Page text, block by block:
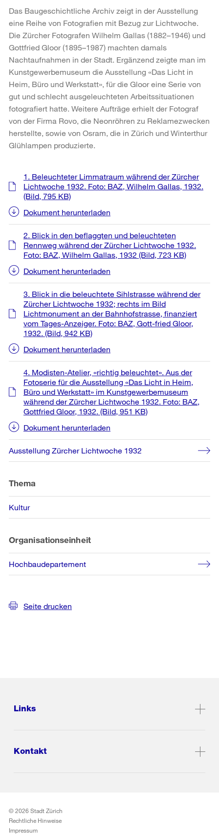
Das Baugeschichtliche Archiv zeigt in der Ausstellung
eine Reihe von Fotografien mit Bezug zur Lichtwoche.
Die Zürcher Fotografen Wilhelm Gallas (1882–1946) und
Gottfried Gloor (1895–1987) machten damals
Nachtaufnahmen in der Stadt. Ergänzend zeigte man im
Kunstgewerbemuseum die Ausstellung «Das Licht in
Heim, Büro und Werkstatt», für die Gloor eine Serie von
gut und schlecht ausgeleuchteten Arbeitssituationen
fotografiert hatte. Weitere Aufträge erhielt der Fotograf
von der Firma Rovo, die Neonröhren zu Reklamezwecken
herstellte, sowie von Osram, die in Zürich und Winterthur
Glühlampen produzierte.
Weitere
Informationen
1. Beleuchteter Limmatraum während der Zürcher
Lichtwoche 1932. Foto: BAZ, Wilhelm Gallas, 1932.
(Bild, 795 KB)
Dokument herunterladen
2. Blick in den beflaggten und beleuchteten
Rennweg während der Zürcher Lichtwoche 1932.
Foto: BAZ, Wilhelm Gallas, 1932 (Bild, 723 KB)
Dokument herunterladen
3. Blick in die beleuchtete Sihlstrasse während der
Zürcher Lichtwoche 1932; rechts im Bild
Lichtmonument an der Bahnhofstrasse, finanziert
vom Tages-Anzeiger. Foto: BAZ, Gott-fried Gloor,
1932. (Bild, 942 KB)
Dokument herunterladen
4. Modisten-Atelier, «richtig beleuchtet». Aus der
Fotoserie für die Ausstellung «Das Licht in Heim,
Büro und Werkstatt» im Kunstgewerbemuseum
während der Zürcher Lichtwoche 1932. Foto: BAZ,
Gottfried Gloor, 1932. (Bild, 951 KB)
Dokument herunterladen
Ausstellung Zürcher Lichtwoche 1932
Thema
Kultur
Organisationseinheit
Hochbaudepartement
Seite drucken
Links
Kontakt
© 2026 Stadt Zürich
Rechtliche Hinweise
Impressum